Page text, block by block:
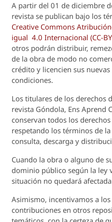
A partir del 01 de diciembre
revista se publican bajo los
Creative Commons
igual 4.0 Internacional (CC-
otros podrán distribuir,
de la obra de modo no
crédito y licencien sus
condiciones.
Los titulares de los derechos
revista Góndola, Ens Aprend
conservan todos los
respetando los términos de
consulta, descarga y
Cuando la obra o alguno de
dominio público según la ley
situación no quedará
Asimismo, incentivamos a
contribuciones en otros